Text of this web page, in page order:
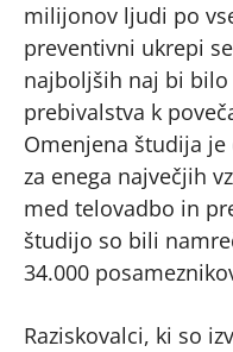
milijonov ljudi po
preventivni ukrepi
najboljših naj bi
prebivalstva k
Omenjena študija je
za enega največjih
med telovadbo in
študijo so bili
34.000
Raziskovalci, ki so